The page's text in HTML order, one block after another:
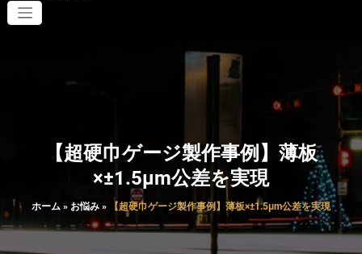
【超硬巾ゲージ製作事例】薄板
×±1.5μm公差を実現
ホーム » お悩み » 【超硬巾ゲージ製作事例】薄板×±1.5μm公差を実現